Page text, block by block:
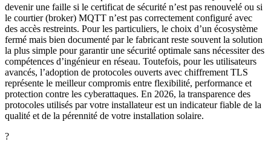
devenir une faille si le certificat de sécurité n’est pas renouvelé ou si
le courtier (broker) MQTT n’est pas correctement configuré avec
des accès restreints. Pour les particuliers, le choix d’un écosystème
fermé mais bien documenté par le fabricant reste souvent la solution
la plus simple pour garantir une sécurité optimale sans nécessiter des
compétences d’ingénieur en réseau. Toutefois, pour les utilisateurs
avancés, l’adoption de protocoles ouverts avec chiffrement TLS
représente le meilleur compromis entre flexibilité, performance et
protection contre les cyberattaques. En 2026, la transparence des
protocoles utilisés par votre installateur est un indicateur fiable de la
qualité et de la pérennité de votre installation solaire.
?